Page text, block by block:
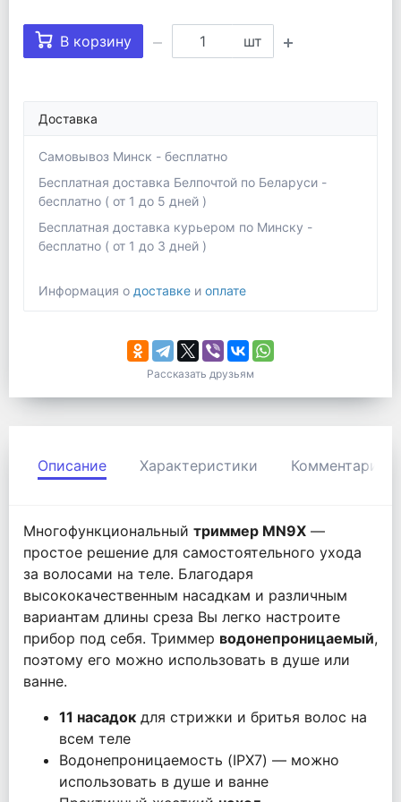
В корзину шт
Доставка
Самовывоз Минск - бесплатно
Бесплатная доставка Белпочтой по Беларуси -
бесплатно ( от 1 до 5 дней )
Бесплатная доставка курьером по Минску -
бесплатно ( от 1 до 3 дней )
Информация о доставке и оплате
Рассказать друзьям
Описание Характеристики Комментарии
Многофункциональный триммер MN9X —
простое решение для самостоятельного ухода
за волосами на теле. Благодаря
высококачественным насадкам и различным
вариантам длины среза Вы легко настроите
прибор под себя. Триммер водонепроницаемый,
поэтому его можно использовать в душе или
ванне.
11 насадок для стрижки и бритья волос на
всем теле
Водонепроницаемость (IPX7) — можно
использовать в душе и ванне